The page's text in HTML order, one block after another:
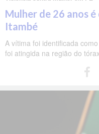
Mulher de 26 anos
Itambé
A vítima foi identificada
foi atingida na região do